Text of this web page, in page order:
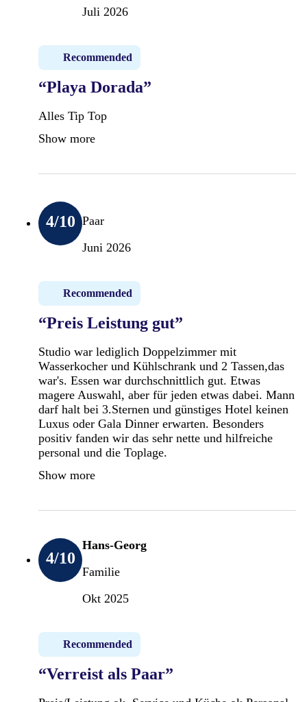
Juli 2026
Recommended
“Playa Dorada”
Alles Tip Top
Show more
4/10 Paar
Juni 2026
Recommended
“Preis Leistung gut”
Studio war lediglich Doppelzimmer mit
Wasserkocher und Kühlschrank und 2 Tassen,das
war's. Essen war durchschnittlich gut. Etwas
magere Auswahl, aber für jeden etwas dabei. Mann
darf halt bei 3.Sternen und günstiges Hotel keinen
Luxus oder Gala Dinner erwarten. Besonders
positiv fanden wir das sehr nette und hilfreiche
personal und die Toplage.
Show more
4/10
Hans-Georg
Familie
Okt 2025
Recommended
“Verreist als Paar”